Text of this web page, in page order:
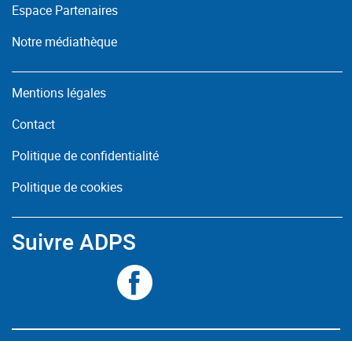
Espace Partenaires
Notre médiathèque
Mentions légales
Contact
Politique de confidentialité
Politique de cookies
Suivre ADPS